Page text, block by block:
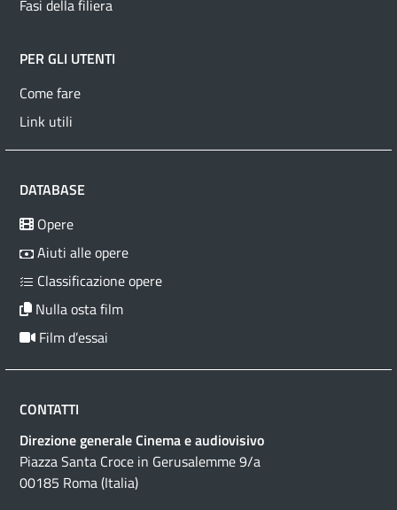
Fasi della filiera
PER GLI UTENTI
Come fare
Link utili
DATABASE
Opere
Aiuti alle opere
Classificazione opere
Nulla osta film
Film d’essai
CONTATTI
Direzione generale Cinema e audiovisivo
Piazza Santa Croce in Gerusalemme 9/a
00185 Roma (Italia)